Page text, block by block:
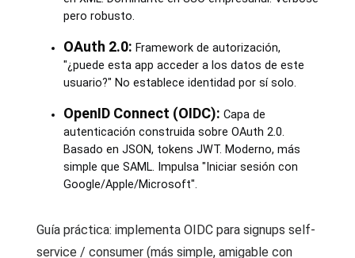
pero robusto.
OAuth 2.0: Framework de autorización,
"¿puede esta app acceder a los datos de este
usuario?" No establece identidad por sí solo.
OpenID Connect (OIDC): Capa de
autenticación construida sobre OAuth 2.0.
Basado en JSON, tokens JWT. Moderno, más
simple que SAML. Impulsa "Iniciar sesión con
Google/Apple/Microsoft".
Guía práctica: implementa OIDC para signups self-
service / consumer (más simple, amigable con